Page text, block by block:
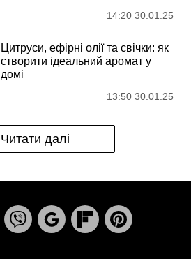
14:20 30.01.25
Цитруси, ефірні олії та свічки: як
створити ідеальний аромат у
домі
13:50 30.01.25
Читати далі